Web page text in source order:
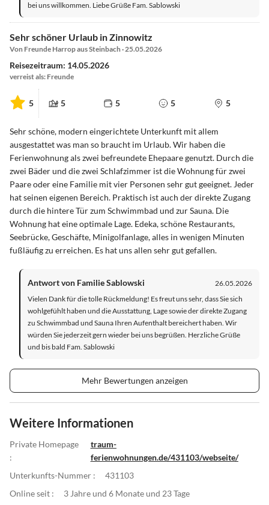
bei uns willkommen. Liebe Grüße Fam. Sablowski
Sehr schöner Urlaub in Zinnowitz
Von Freunde Harrop aus Steinbach · 25.05.2026
Reisezeitraum: 14.05.2026
verreist als: Freunde
5 5 5 5 5
Sehr schöne, modern eingerichtete Unterkunft mit allem
ausgestattet was man so braucht im Urlaub. Wir haben die
Ferienwohnung als zwei befreundete Ehepaare genutzt. Durch die
zwei Bäder und die zwei Schlafzimmer ist die Wohnung für zwei
Paare oder eine Familie mit vier Personen sehr gut geeignet. Jeder
hat seinen eigenen Bereich. Praktisch ist auch der direkte Zugang
durch die hintere Tür zum Schwimmbad und zur Sauna. Die
Wohnung hat eine optimale Lage. Edeka, schöne Restaurants,
Seebrücke, Geschäfte, Minigolfanlage, alles in wenigen Minuten
fußläufig zu erreichen. Es hat uns allen sehr gut gefallen.
Antwort von Familie Sablowski
26.05.2026
Vielen Dank für die tolle Rückmeldung! Es freut uns sehr, dass Sie sich
wohlgefühlt haben und die Ausstattung, Lage sowie der direkte Zugang
zu Schwimmbad und Sauna Ihren Aufenthalt bereichert haben. Wir
würden Sie jederzeit gern wieder bei uns begrüßen. Herzliche Grüße
und bis bald Fam. Sablowski
Mehr Bewertungen anzeigen
Weitere Informationen
Private Homepage
:
traum-
ferienwohnungen.de/431103/webseite/
Unterkunfts-Nummer :
431103
Online seit :
3 Jahre und 6 Monate und 23 Tage